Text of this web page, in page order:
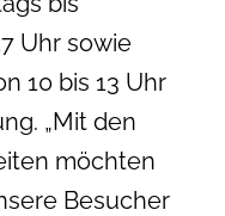
Uhr sowie
10 bis 13 Uhr
„Mit den
möchten
Besucher